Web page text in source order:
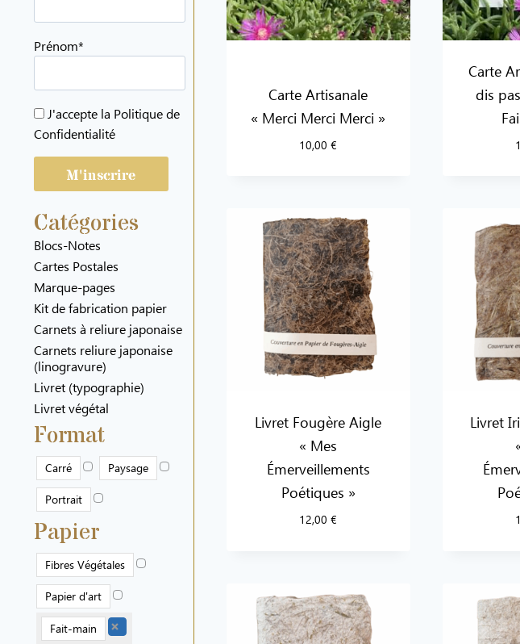
Prénom*
J'accepte la Politique de
Confidentialité
Catégories
Blocs-Notes
Cartes Postales
Marque-pages
Kit de fabrication papier
Carnets à reliure japonaise
Carnets reliure japonaise
(linogravure)
Livret (typographie)
Livret végétal
Format
Carré Paysage
Portrait
Papier
Fibres Végétales
Papier d'art
Fait-main
Carte Artisanale
« Merci Merci Merci »
10,00€
Carte
dis
Livret Fougère Aigle
« Mes
Émerveillements
Poétiques »
12,00€
Livret